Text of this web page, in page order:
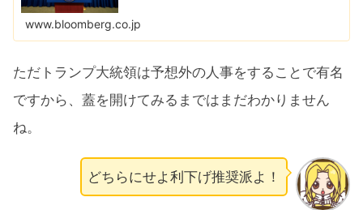
www.bloomberg.co.jp
ただトランプ大統領は予想外の人事をすることで有名
ですから、蓋を開けてみるまではまだわかりません
ね。
どちらにせよ利下げ推奨派よ！